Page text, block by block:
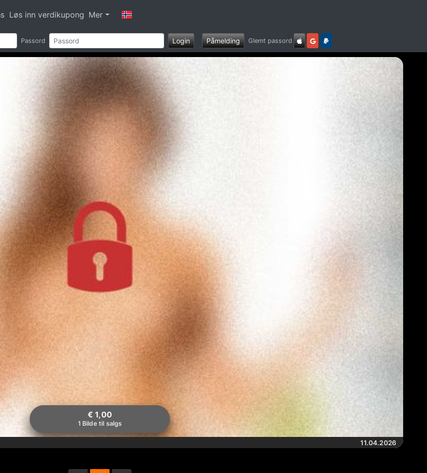
Løs inn verdikupong Mer
Passord Login Påmelding Glemt passord
€ 1,00
1 Bilde til salgs
11.04.2026